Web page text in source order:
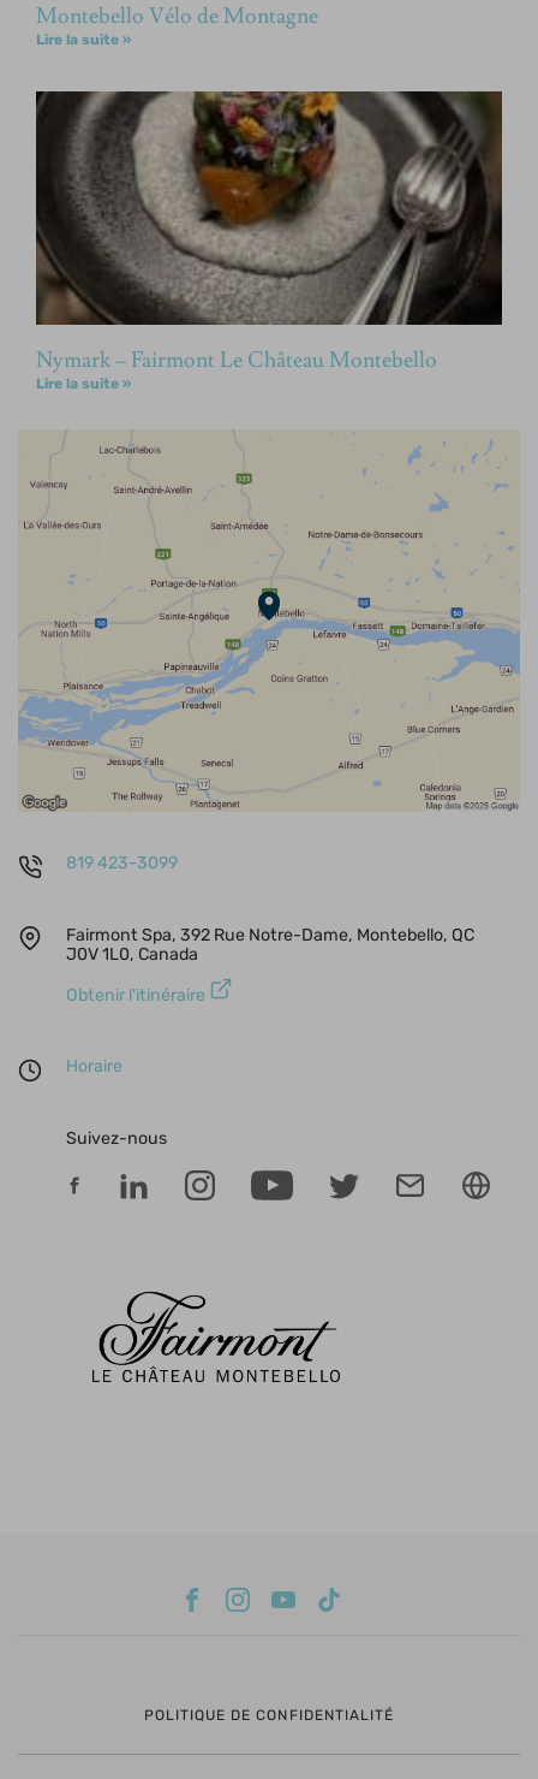
819 423-3099
Fairmont Spa, 392 Rue Notre-Dame, Montebello, QC
J0V 1L0, Canada
Obtenir l'itinéraire
Horaire
Suivez-nous
Montebello Vélo de Montagne
Lire la suite »
Nymark – Fairmont Le Château Montebello
Lire la suite »
POLITIQUE DE CONFIDENTIALITÉ